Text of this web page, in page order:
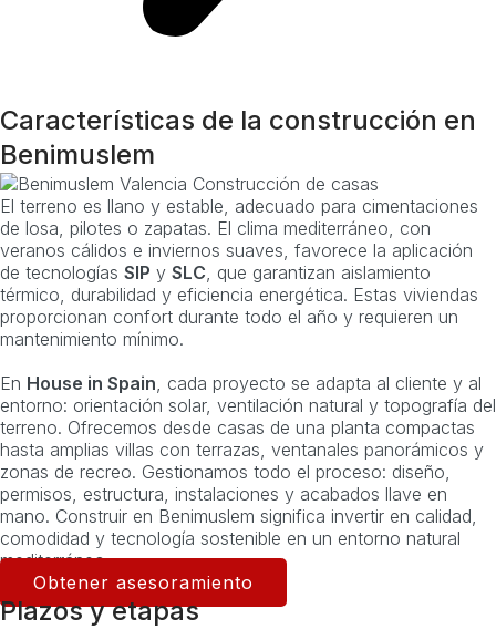
Características de la construcción en
Benimuslem
El terreno es llano y estable, adecuado para cimentaciones
de losa, pilotes o zapatas. El clima mediterráneo, con
veranos cálidos e inviernos suaves, favorece la aplicación
de tecnologías SIP y SLC, que garantizan aislamiento
térmico, durabilidad y eficiencia energética. Estas viviendas
proporcionan confort durante todo el año y requieren un
mantenimiento mínimo.
En House in Spain, cada proyecto se adapta al cliente y al
entorno: orientación solar, ventilación natural y topografía del
terreno. Ofrecemos desde casas de una planta compactas
hasta amplias villas con terrazas, ventanales panorámicos y
zonas de recreo. Gestionamos todo el proceso: diseño,
permisos, estructura, instalaciones y acabados llave en
mano. Construir en Benimuslem significa invertir en calidad,
comodidad y tecnología sostenible en un entorno natural
mediterráneo.
Obtener asesoramiento
Plazos y etapas